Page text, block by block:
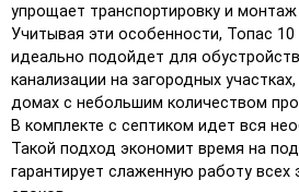
упрощает транспортировку и монтаж
Учитывая эти особенности, Топас
идеально подойдет для
канализации на загородных
домах с небольшим количеством
В комплекте с септиком идет вся
Такой подход экономит время на
гарантирует слаженную работу всех